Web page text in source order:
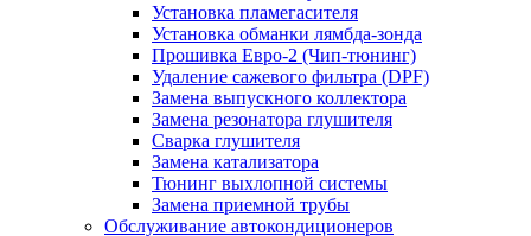
Установка пламегасителя
Установка обманки лямбда-зонда
Прошивка Евро-2 (Чип-тюнинг)
Удаление сажевого фильтра (DPF)
Замена выпускного коллектора
Замена резонатора глушителя
Сварка глушителя
Замена катализатора
Тюнинг выхлопной системы
Замена приемной трубы
Обслуживание автокондиционеров